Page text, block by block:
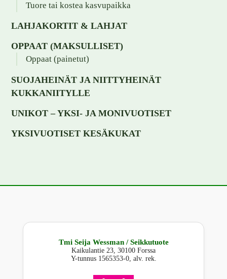
Tuore tai kostea kasvupaikka
LAHJAKORTIT & LAHJAT
OPPAAT (MAKSULLISET)
Oppaat (painetut)
SUOJAHEINÄT JA NIITTYHEINÄT
KUKKANIITYLLE
UNIKOT – YKSI- JA MONIVUOTISET
YKSIVUOTISET KESÄKUKAT
Tmi Seija Wessman / Seikkutuote
Kaikulantie 23, 30100 Forssa
Y-tunnus 1565353-0, alv. rek.